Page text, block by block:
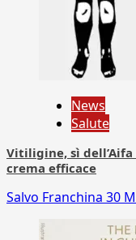
News
Salute
Vitiligine, sì
crema efficace
Salvo Franchina 30